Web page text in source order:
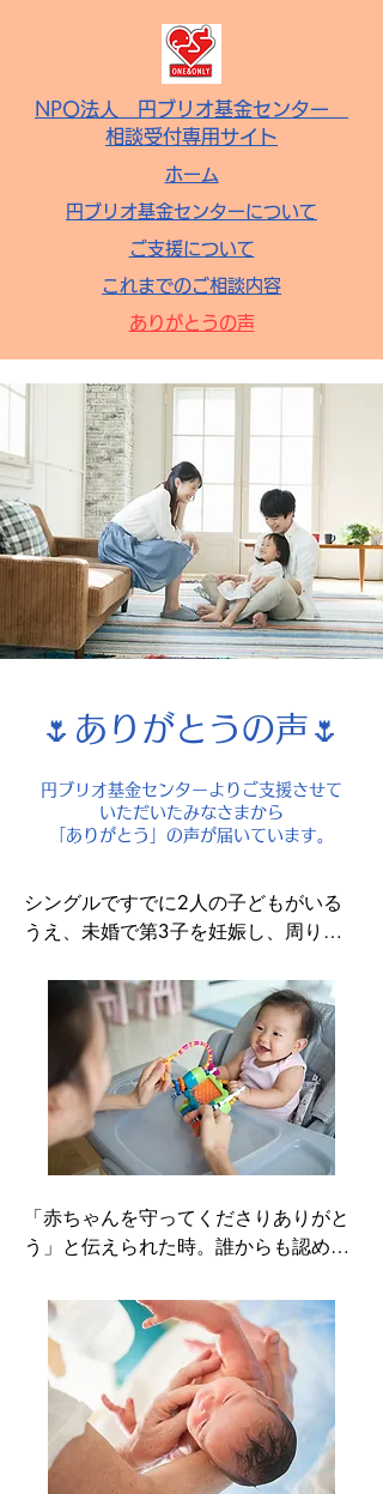
NPO法人
円ブリオ基金センター
相談受付専用サイト
ホーム
円ブリオ基金センターについて
ご支援について
これまでのご相談内容
ありがとうの声
🌷ありがとうの声🌷
円ブリオ基金センターよりご支援させて
いただいたみなさまから
​「ありがとう」の声が届いています。
シングルですでに2人の子どもがいる
うえ、未婚で第3子を妊娠し、周りか
による腎臓の病気を持って生まれるか
もしれない我が子。経済的にも精神的
にも追い詰められた状況での出産の決
意でした。
そんな中、円ブリオの方々は最初から
親身になって話を聞いてくださり、励
ましてくださいました。
し、同じような悩みを持った人が安心
して出産の道を選べるよう、支える側
（平成27年10月ご出産）
「赤ちゃんを守ってくださりありがと
う」と伝えられた時。誰からも認めら
詰めていた気持ちが、とても救われる
言葉でした。
今回無事に出産でき、心の底から守り
たいと思える存在に出会えたのも、円
ブリオ基金センターのご支援のおかげ
だと思っています。
（令和5年8月ご出産）